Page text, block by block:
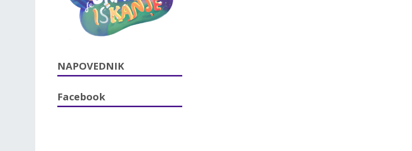
NAPOVEDNIK
Facebook